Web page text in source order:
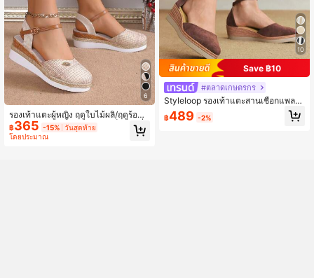
6
รองเท้าแตะผู้หญิง ฤดูใบไม้ผลิ/ฤดูร้อน
2026, รองเท้าชาวประมงหัวเข็มขัดเดี่ย
วใหม่, พื้นลินิน, ส้นลิ่ม, หัวรองเท้าสไตล์
฿365 -15% วันสุดท้าย
โดยประมาณ
10
Save ฿10
#ตลาดเกษตรกร
Styleloop รองเท้าแตะสานเชือกแพลต
ฟอร์มส้นเตารีดสำหรับผู้หญิง, สไตล์วัน
หยุดพักผ่อน BOHO Chic Retro Ameri
฿489 -2%